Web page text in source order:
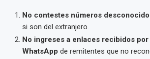
No contestes números
si son del extranjero.
No ingreses a enlaces recibidos por
WhatsApp de remitentes que no